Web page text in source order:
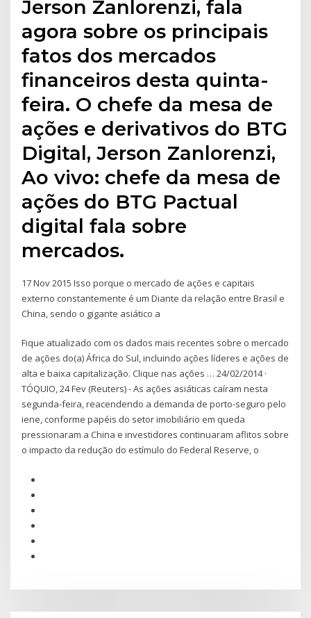
Jerson Zanlorenzi, fala
agora sobre os principais
fatos dos mercados
financeiros desta quinta-
feira. O chefe da mesa de
ações e derivativos do BTG
Digital, Jerson Zanlorenzi,
Ao vivo: chefe da mesa de
ações do BTG Pactual
digital fala sobre
mercados.
17 Nov 2015 Isso porque o mercado de ações e capitais
externo constantemente é um Diante da relação entre Brasil e
China, sendo o gigante asiático a
Fique atualizado com os dados mais recentes sobre o mercado
de ações do(a) África do Sul, incluindo ações líderes e ações de
alta e baixa capitalização. Clique nas ações … 24/02/2014 ·
TÓQUIO, 24 Fev (Reuters) - As ações asiáticas caíram nesta
segunda-feira, reacendendo a demanda de porto-seguro pelo
iene, conforme papéis do setor imobiliário em queda
pressionaram a China e investidores continuaram aflitos sobre
o impacto da redução do estímulo do Federal Reserve, o